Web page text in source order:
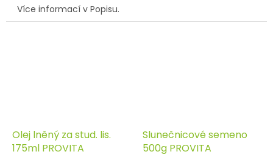
Více informací v Popisu.
Olej lněný za stud. lis.
175ml PROVITA
Slunečnicové semeno
500g PROVITA